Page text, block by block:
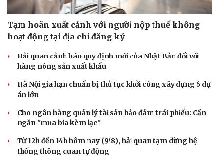
Tạm hoãn xuất cảnh với người nộp thuế không
hoạt động tại địa chỉ đăng ký
Hải quan cảnh báo quy định mới của Nhật Bản đối với
hàng nông sản xuất khẩu
Hà Nội gia hạn chuẩn bị thủ tục khởi công xây dựng 6 dự
án lớn
Cho ngân hàng quản lý tài sản bảo đảm trái phiếu: Cần
ngăn "mua bia kèm lạc"
Từ 12h đến 14h hôm nay (9/8), hải quan tạm dừng hệ
thống thông quan tự động